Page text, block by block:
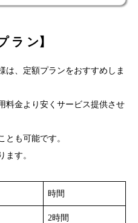
ラ ン】
は、定額プランをおすすめしま
料金より安くサービス提供させ
とも可能です。
ます。
時間
2時間